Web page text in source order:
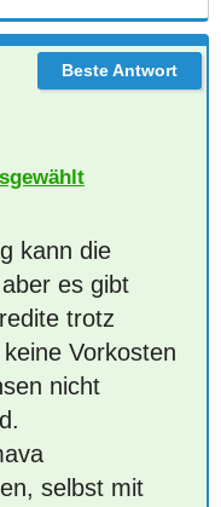
kann die
es gibt
trotz
Vorkosten
nicht
selbst mit